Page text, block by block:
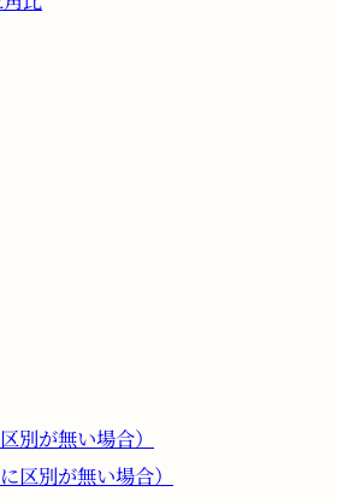
別が無い場合）
区別が無い場合）